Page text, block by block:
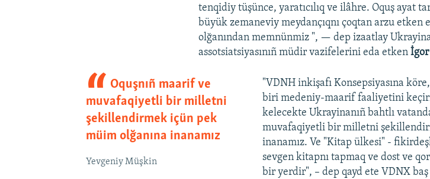
tenqidiy tüşünce, yaratıcılıq ve ilâhre. Oquş ayat
büyük zemaneviy meydançıqnı çoqtan arzu
olğanından memnünmiz ", — dep izaatlay
assotsiatsiyasınıñ müdir vazifelerini eda etken
Oquşnıñ maarif ve
muvafaqiyetli bir milletni
şekillendirmek içün pek
müim olğanına inanamız
Yevgeniy Müşkin
"VDNH inkişafı Konsepsiyasına
biri medeniy-maarif faaliyetini
kelecekte Ukrayinanıñ bahtlı
muvafaqiyetli bir milletni
inanamız. Ve "Kitap ülkesi" -
sevgen kitapnı tapmaq ve dost ve
bir yerdir", – dep qayd ete VDNX